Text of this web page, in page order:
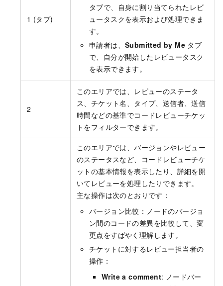
1 (タブ)
タブで、自身に割り当てられたレビ
ュータスクを表示および処理できま
す。
申請者は、 Submitted by Me タブ
で、自分が開始したレビュータスク
を表示できます。
2
このエリアでは、レビューのステータ
ス、チケット名、タイプ、送信者、送信
時間などの基準でコードレビューチケッ
トをフィルターできます。
このエリアでは、バージョンやレビュー
のステータスなど、コードレビューチケ
ットの基本情報を表示したり、詳細を開
いてレビューを処理したりできます。
主な操作は次のとおりです：
バージョン比較：ノードのバージョ
ン間のコードの差異を比較して、変
更点をすばやく理解します。
チケットに対するレビュー担当者の
操作：
Write a comment: ノードバー